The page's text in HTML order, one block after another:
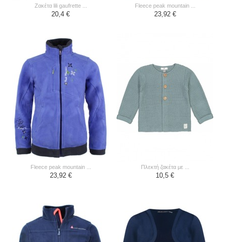
ζακέτα lili gaufrette ...
20,4 €
fleece peak mountain ...
23,92 €
fleece peak mountain ...
23,92 €
πλεκτή ζακέτα με ...
10,5 €